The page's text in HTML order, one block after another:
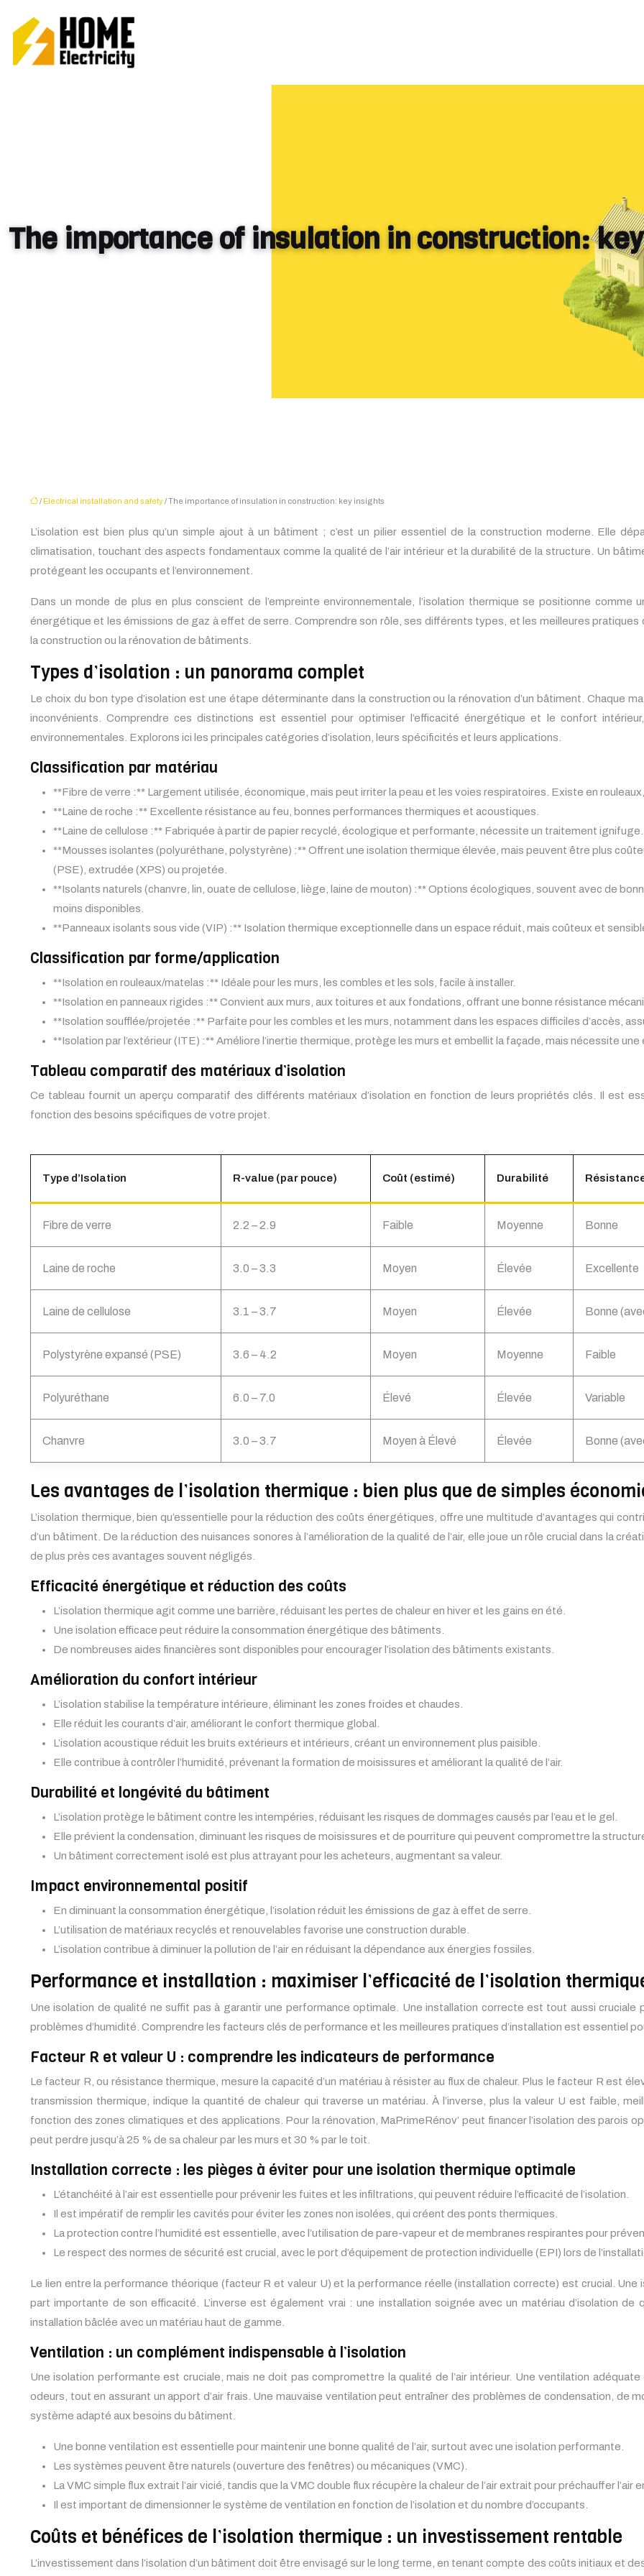
The importance of insulation in construction:
/ Electrical installation and safety/ The importance of insulation in construction: key insights
L’isolation est bien plus qu’un simple ajout à un bâtiment ; c’est un pilier essentiel de la construction moderne. Elle
climatisation, touchant des aspects fondamentaux comme la qualité de l’air intérieur et la durabilité de la structure. Un
protégeant les occupants et l’environnement.
Dans un monde de plus en plus conscient de l’empreinte environnementale, l’isolation thermique se positionne comme
énergétique et les émissions de gaz à effet de serre. Comprendre son rôle, ses différents types, et les meilleures pratiques
la construction ou la rénovation de bâtiments.
Types d’isolation : un panorama complet
Le choix du bon type d’isolation est une étape déterminante dans la construction ou la rénovation d’un bâtiment. Chaque
inconvénients. Comprendre ces distinctions est essentiel pour optimiser l’efficacité énergétique et le confort
environnementales. Explorons ici les principales catégories d’isolation, leurs spécificités et leurs applications.
Classification par matériau
**Fibre de verre :** Largement utilisée, économique, mais peut irriter la peau et les voies respiratoires. Existe en
**Laine de roche :** Excellente résistance au feu, bonnes performances thermiques et acoustiques.
**Laine de cellulose :** Fabriquée à partir de papier recyclé, écologique et performante, nécessite un traitement ignifuge.
**Mousses isolantes (polyuréthane, polystyrène) :** Offrent une isolation thermique élevée, mais peuvent être plus
(PSE), extrudée (XPS) ou projetée.
**Isolants naturels (chanvre, lin, ouate de cellulose, liège, laine de mouton) :** Options écologiques, souvent avec de
moins disponibles.
**Panneaux isolants sous vide (VIP) :** Isolation thermique exceptionnelle dans un espace réduit, mais coûteux et
Classification par forme/application
**Isolation en rouleaux/matelas :** Idéale pour les murs, les combles et les sols, facile à installer.
**Isolation en panneaux rigides :** Convient aux murs, aux toitures et aux fondations, offrant une bonne résistance
**Isolation soufflée/projetée :** Parfaite pour les combles et les murs, notamment dans les espaces difficiles d’accès,
**Isolation par l’extérieur (ITE) :** Améliore l’inertie thermique, protège les murs et embellit la façade, mais nécessite
Tableau comparatif des matériaux d’isolation
Ce tableau fournit un aperçu comparatif des différents matériaux d’isolation en fonction de leurs propriétés clés. Il est
fonction des besoins spécifiques de votre projet.
Type d’Isolation R-value (par pouce) Coût (estimé) Durabilité
Fibre de verre 2.2 – 2.9 Faible Moyenne Bonne
Laine de roche 3.0 – 3.3 Moyen Élevée Excellente
Laine de cellulose 3.1 – 3.7 Moyen Élevée Bonne
Polystyrène expansé (PSE) 3.6 – 4.2 Moyen Moyenne Faible
Polyuréthane 6.0 – 7.0 Élevé Élevée Variable
Chanvre 3.0 – 3.7 Moyen à Élevé Élevée Bonne
Les avantages de l’isolation thermique : bien plus que de simples
L’isolation thermique, bien qu’essentielle pour la réduction des coûts énergétiques, offre une multitude d’avantages qui
d’un bâtiment. De la réduction des nuisances sonores à l’amélioration de la qualité de l’air, elle joue un rôle crucial dans la
de plus près ces avantages souvent négligés.
Efficacité énergétique et réduction des coûts
L’isolation thermique agit comme une barrière, réduisant les pertes de chaleur en hiver et les gains en été.
Une isolation efficace peut réduire la consommation énergétique des bâtiments.
De nombreuses aides financières sont disponibles pour encourager l’isolation des bâtiments existants.
Amélioration du confort intérieur
L’isolation stabilise la température intérieure, éliminant les zones froides et chaudes.
Elle réduit les courants d’air, améliorant le confort thermique global.
L’isolation acoustique réduit les bruits extérieurs et intérieurs, créant un environnement plus paisible.
Elle contribue à contrôler l’humidité, prévenant la formation de moisissures et améliorant la qualité de l’air.
Durabilité et longévité du bâtiment
L’isolation protège le bâtiment contre les intempéries, réduisant les risques de dommages causés par l’eau et le gel.
Elle prévient la condensation, diminuant les risques de moisissures et de pourriture qui peuvent compromettre la
Un bâtiment correctement isolé est plus attrayant pour les acheteurs, augmentant sa valeur.
Impact environnemental positif
En diminuant la consommation énergétique, l’isolation réduit les émissions de gaz à effet de serre.
L’utilisation de matériaux recyclés et renouvelables favorise une construction durable.
L’isolation contribue à diminuer la pollution de l’air en réduisant la dépendance aux énergies fossiles.
Performance et installation : maximiser l’efficacité de l’isolation
Une isolation de qualité ne suffit pas à garantir une performance optimale. Une installation correcte est tout aussi
problèmes d’humidité. Comprendre les facteurs clés de performance et les meilleures pratiques d’installation est essentiel
Facteur R et valeur U : comprendre les indicateurs de performance
Le facteur R, ou résistance thermique, mesure la capacité d’un matériau à résister au flux de chaleur. Plus le facteur R est
transmission thermique, indique la quantité de chaleur qui traverse un matériau. À l’inverse, plus la valeur U est faible,
fonction des zones climatiques et des applications. Pour la rénovation, MaPrimeRénov’ peut financer l’isolation des parois
peut perdre jusqu’à 25 % de sa chaleur par les murs et 30 % par le toit.
Installation correcte : les pièges à éviter pour une isolation thermique optimale
L’étanchéité à l’air est essentielle pour prévenir les fuites et les infiltrations, qui peuvent réduire l’efficacité de l’isolation.
Il est impératif de remplir les cavités pour éviter les zones non isolées, qui créent des ponts thermiques.
La protection contre l’humidité est essentielle, avec l’utilisation de pare-vapeur et de membranes respirantes pour
Le respect des normes de sécurité est crucial, avec le port d’équipement de protection individuelle (EPI) lors de
Le lien entre la performance théorique (facteur R et valeur U) et la performance réelle (installation correcte) est crucial.
part importante de son efficacité. L’inverse est également vrai : une installation soignée avec un matériau d’isolation de
installation bâclée avec un matériau haut de gamme.
Ventilation : un complément indispensable à l’isolation
Une isolation performante est cruciale, mais ne doit pas compromettre la qualité de l’air intérieur. Une ventilation
odeurs, tout en assurant un apport d’air frais. Une mauvaise ventilation peut entraîner des problèmes de condensation, de
système adapté aux besoins du bâtiment.
Une bonne ventilation est essentielle pour maintenir une bonne qualité de l’air, surtout avec une isolation performante.
Les systèmes peuvent être naturels (ouverture des fenêtres) ou mécaniques (VMC).
La VMC simple flux extrait l’air vicié, tandis que la VMC double flux récupère la chaleur de l’air extrait pour préchauffer l’air
Il est important de dimensionner le système de ventilation en fonction de l’isolation et du nombre d’occupants.
Coûts et bénéfices de l’isolation thermique : un investissement rentable
L’investissement dans l’isolation d’un bâtiment doit être envisagé sur le long terme, en tenant compte des coûts initiaux et